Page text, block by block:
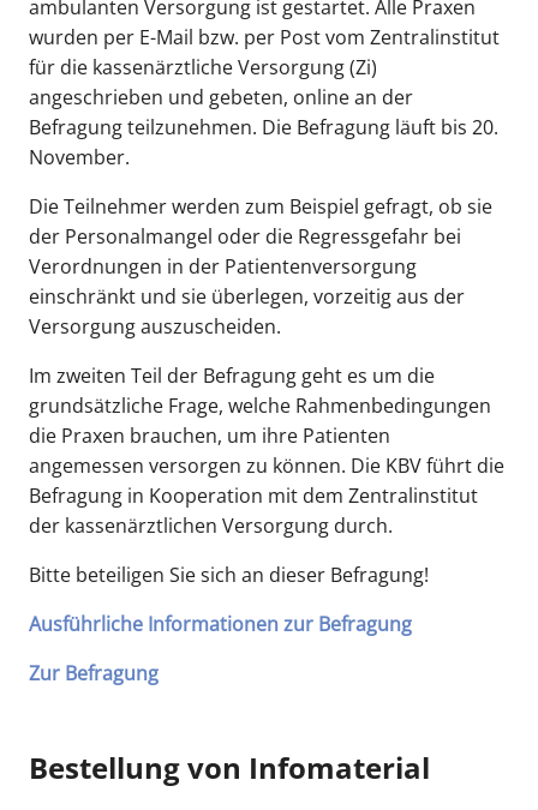
ambulanten Versorgung ist gestartet. Alle Praxen
wurden per E-Mail bzw. per Post vom Zentralinstitut
für die kassenärztliche Versorgung (Zi)
angeschrieben und gebeten, online an der
Befragung teilzunehmen. Die Befragung läuft bis 20.
November.
Die Teilnehmer werden zum Beispiel gefragt, ob sie
der Personalmangel oder die Regressgefahr bei
Verordnungen in der Patientenversorgung
einschränkt und sie überlegen, vorzeitig aus der
Versorgung auszuscheiden.
Im zweiten Teil der Befragung geht es um die
grundsätzliche Frage, welche Rahmenbedingungen
die Praxen brauchen, um ihre Patienten
angemessen versorgen zu können. Die KBV führt die
Befragung in Kooperation mit dem Zentralinstitut
der kassenärztlichen Versorgung durch.
Bitte beteiligen Sie sich an dieser Befragung!
Ausführliche Informationen zur Befragung
Zur Befragung
Bestellung von Infomaterial